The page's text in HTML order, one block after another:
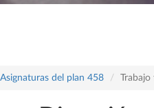
Asignaturas del plan 458